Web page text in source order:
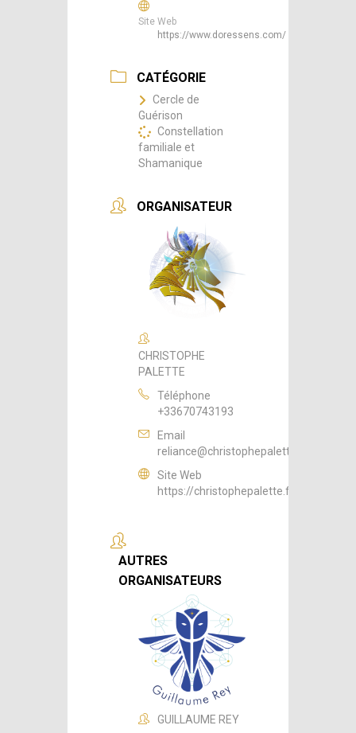
Site Web
https://www.doressens.com/
CATÉGORIE
Cercle de
Guérison
Constellation
familiale et
Shamanique
ORGANISATEUR
CHRISTOPHE
PALETTE
Téléphone
+33670743193
Email
reliance@christophepalette.fr
Site Web
https://christophepalette.fr
AUTRES
ORGANISATEURS
GUILLAUME REY